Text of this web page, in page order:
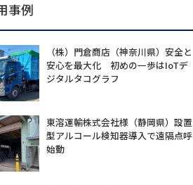
事例
（株）門倉商店（神奈川県）安全と
安心を最大化 初めの一歩はIoTデ
ジタルタコグラフ
東溶運輸株式会社様（静岡県）設置
型アルコール検知器導入で遠隔点呼
始動